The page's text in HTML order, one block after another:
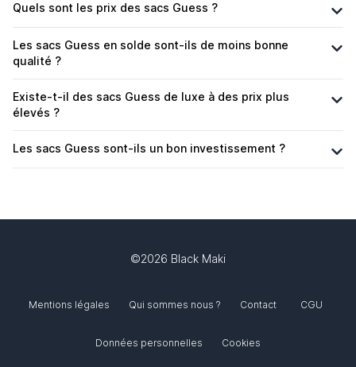
Quels sont les prix des sacs Guess ?
Les sacs Guess en solde sont-ils de moins bonne
qualité ?
Existe-t-il des sacs Guess de luxe à des prix plus
élevés ?
Les sacs Guess sont-ils un bon investissement ?
©2026 Black Maki
Mentions légales Qui sommes nous ? Contact CGU
Données personnelles Cookies